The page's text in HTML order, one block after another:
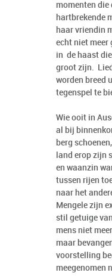
momenten die
hartbrekende
haar vriendin
echt niet meer
in de haast
groot zijn.
worden breed
tegenspel te
Wie ooit in
al bij
berg
land erop zijn
en waanzin
tussen rijen
naar het
Mengele zijn
stil getuige
mens niet
maar
voorstelling
meegenomen